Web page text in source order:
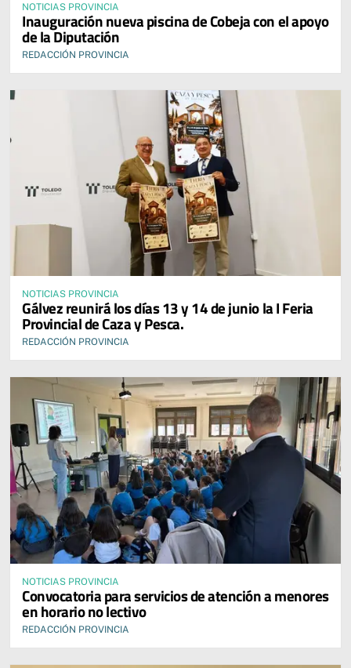
NOTICIAS PROVINCIA
Inauguración nueva piscina de Cobeja con el apoyo
de la Diputación
REDACCIÓN PROVINCIA
NOTICIAS PROVINCIA
Gálvez reunirá los días 13 y 14 de junio la I Feria
Provincial de Caza y Pesca.
REDACCIÓN PROVINCIA
NOTICIAS PROVINCIA
Convocatoria para servicios de atención a menores
en horario no lectivo
REDACCIÓN PROVINCIA